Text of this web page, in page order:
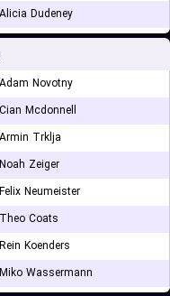
Alicia Dudeney
Adam Novotny
Cian Mcdonnell
Armin Trklja
Noah Zeiger
Felix Neumeister
Theo Coats
Rein Koenders
Miko Wassermann